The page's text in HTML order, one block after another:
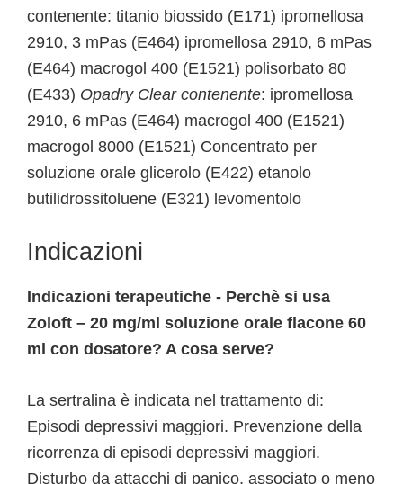
contenente: titanio biossido (E171) ipromellosa
2910, 3 mPas (E464) ipromellosa 2910, 6 mPas
(E464) macrogol 400 (E1521) polisorbato 80
(E433) Opadry Clear contenente: ipromellosa
2910, 6 mPas (E464) macrogol 400 (E1521)
macrogol 8000 (E1521) Concentrato per
soluzione orale glicerolo (E422) etanolo
butilidrossitoluene (E321) levomentolo
Indicazioni
Indicazioni terapeutiche - Perchè si usa
Zoloft – 20 mg/ml soluzione orale flacone 60
ml con dosatore? A cosa serve?
La sertralina è indicata nel trattamento di:
Episodi depressivi maggiori. Prevenzione della
ricorrenza di episodi depressivi maggiori.
Disturbo da attacchi di panico, associato o meno